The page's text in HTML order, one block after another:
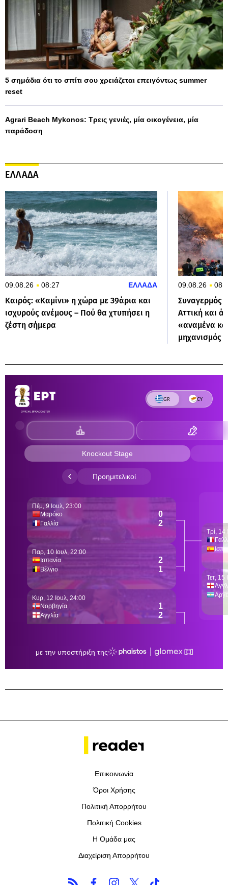
5 σημάδια ότι το σπίτι σου χρειάζεται επειγόντως summer
reset
Agrari Beach Mykonos: Τρεις γενιές, μία οικογένεια, μία
παράδοση
ΕΛΛΑΔΑ
09.08.26 08:27 ΕΛΛΑΔΑ
Καιρός: «Καμίνι» η χώρα με 39άρια και
ισχυρούς ανέμους – Πού θα χτυπήσει η
ζέστη σήμερα
09.08.26
Συναγερμός
Αττική και
«αναμένα
μηχανισμός
Επικοινωνία
Όροι Χρήσης
Πολιτική Απορρήτου
Πολιτική Cookies
Η Ομάδα μας
Διαχείριση Απορρήτου